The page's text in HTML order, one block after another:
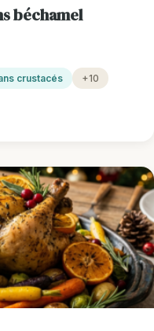
béchamel
crustacés +10